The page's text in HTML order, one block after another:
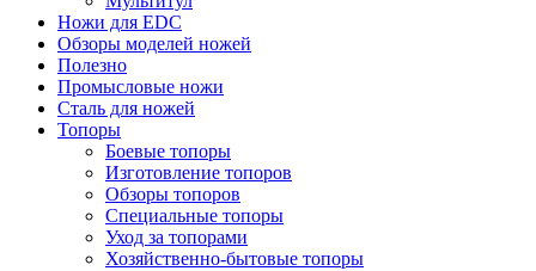
Ножи для EDC
Обзоры моделей ножей
Полезно
Промысловые ножи
Сталь для ножей
Топоры
Боевые топоры
Изготовление топоров
Обзоры топоров
Специальные топоры
Уход за топорами
Хозяйственно-бытовые топоры